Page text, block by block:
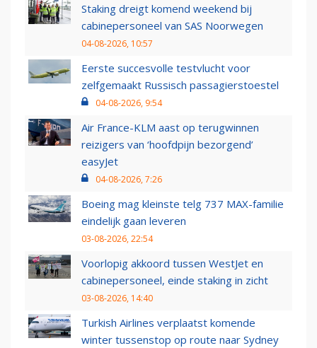
Staking dreigt komend weekend bij
cabinepersoneel van SAS Noorwegen
04-08-2026, 10:57
Eerste succesvolle testvlucht voor
zelfgemaakt Russisch passagierstoestel
04-08-2026, 9:54
Air France-KLM aast op terugwinnen
reizigers van ‘hoofdpijn bezorgend’
easyJet
04-08-2026, 7:26
Boeing mag kleinste telg 737 MAX-familie
eindelijk gaan leveren
03-08-2026, 22:54
Voorlopig akkoord tussen WestJet en
cabinepersoneel, einde staking in zicht
03-08-2026, 14:40
Turkish Airlines verplaatst komende
winter tussenstop op route naar Sydney